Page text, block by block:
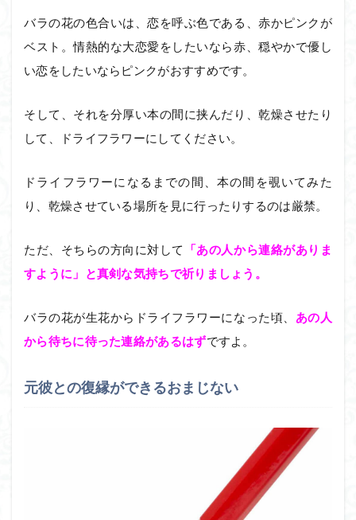
バラの花の色合いは、恋を呼ぶ色である、赤かピンクが
ベスト。情熱的な大恋愛をしたいなら赤、穏やかで優し
い恋をしたいならピンクがおすすめです。
そして、それを分厚い本の間に挟んだり、乾燥させたり
して、ドライフラワーにしてください。
ドライフラワーになるまでの間、本の間を覗いてみた
り、乾燥させている場所を見に行ったりするのは厳禁。
ただ、そちらの方向に対して
「あの人から連絡がありま
すように」と真剣な気持ちで祈りましょう。
バラの花が生花からドライフラワーになった頃、 あの人
から待ちに待った連絡があるはずですよ。
元彼との復縁ができるおまじない